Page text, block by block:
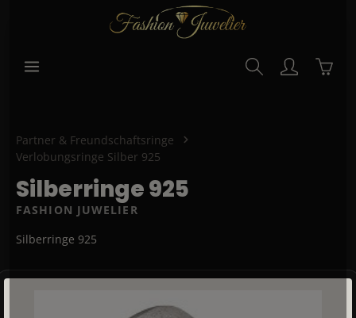
Partner & Freundschaftsringe
Verlobungsringe Silber 925
Silberringe 925
FASHION JUWELIER
Silberringe 925
Bildergalerie überspringen